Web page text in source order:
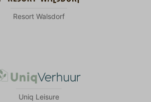
Resort Walsdorf
Uniq Leisure